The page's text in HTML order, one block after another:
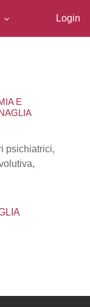
Login
E
psichiatrici,